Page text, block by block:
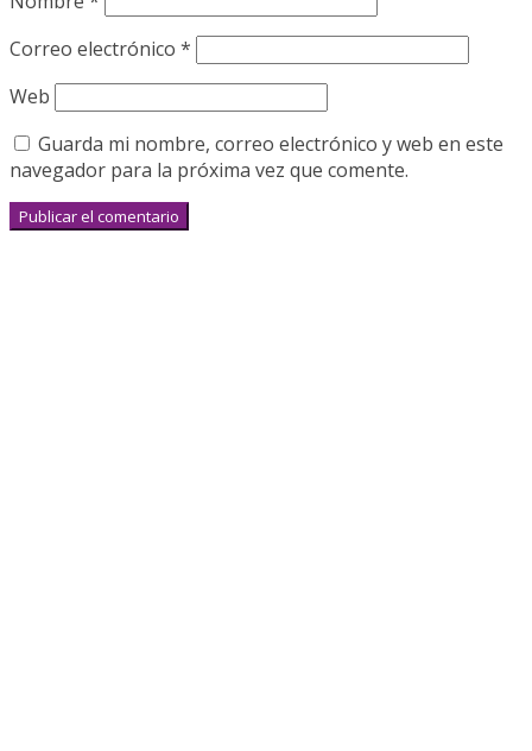
Correo electrónico *
Web
Guarda mi nombre, correo electrónico y web en este
navegador para la próxima vez que comente.